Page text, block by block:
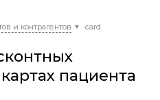
и контрагентов card
пациента